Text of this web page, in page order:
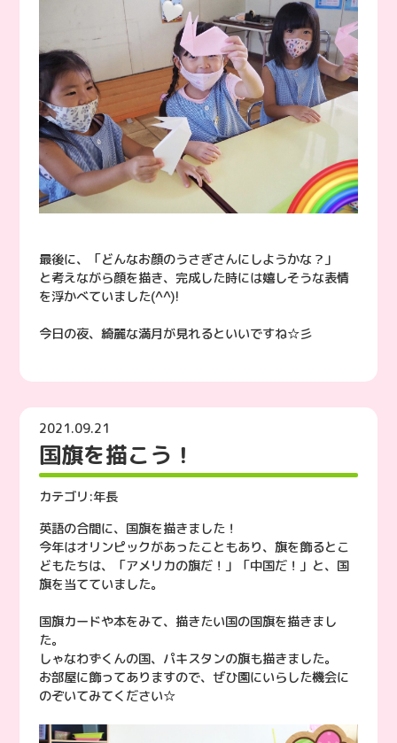
最後に、「どんなお顔のうさぎさんにしようかな？」
と考えながら顔を描き、完成した時には嬉しそうな表情
を浮かべていました(^^)!
今日の夜、綺麗な満月が見れるといいですね☆彡
2021.09.21
国旗を描こう！
カテゴリ:年長
英語の合間に、国旗を描きました！
今年はオリンピックがあったこともあり、旗を飾るとこ
どもたちは、「アメリカの旗だ！」「中国だ！」と、国
旗を当てていました。
国旗カードや本をみて、描きたい国の国旗を描きまし
た。
しゃなわずくんの国、パキスタンの旗も描きました。
お部屋に飾ってありますので、ぜひ園にいらした機会に
のぞいてみてください☆